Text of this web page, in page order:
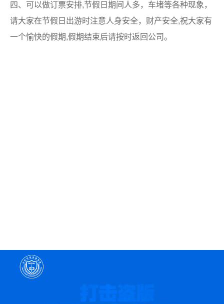
四、可以做订票安排,节假日期间人多，车堵等各种现象，
请大家在节假日出游时注意人身安全，财产安全,祝大家有
一个愉快的假期,假期结束后请按时返回公司。